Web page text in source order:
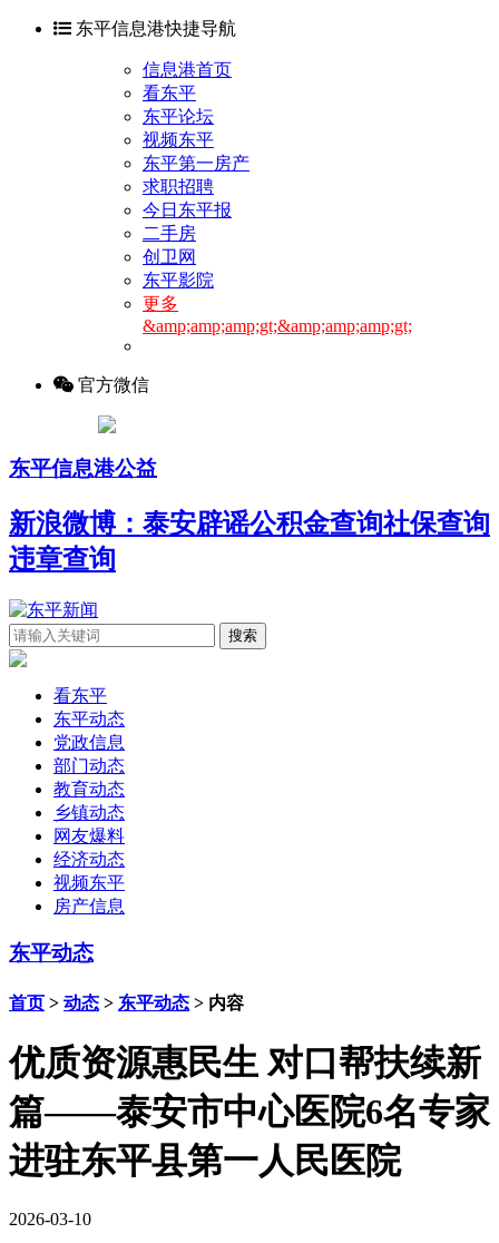
东平信息港快捷导航
信息港首页
看东平
东平论坛
视频东平
东平第一房产
求职招聘
今日东平报
二手房
创卫网
东平影院
更多
&amp;amp;amp;gt;&amp;amp;amp;gt;
官方微信
东平信息港公益
新浪微博：泰安辟谣公积金查询社保查询
违章查询
看东平
东平动态
党政信息
部门动态
教育动态
乡镇动态
网友爆料
经济动态
视频东平
房产信息
东平动态
首页 > 动态 > 东平动态 > 内容
优质资源惠民生 对口帮扶续新
篇——泰安市中心医院6名专家
进驻东平县第一人民医院
2026-03-10